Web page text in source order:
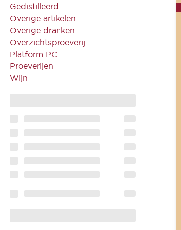
Gedistilleerd
Overige artikelen
Overige dranken
Overzichtsproeverij
Platform PC
Proeverijen
Wijn